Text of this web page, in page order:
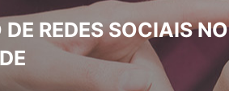
DE REDES SOCIAIS NO